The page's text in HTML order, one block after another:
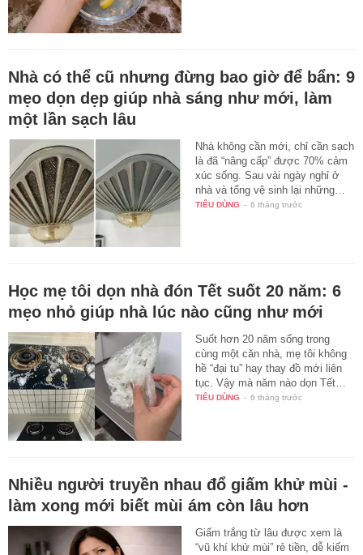
Nhà có thể cũ nhưng đừng bao giờ để bẩn: 9
mẹo dọn dẹp giúp nhà sáng như mới, làm
một lần sạch lâu
Nhà không cần mới, chỉ cần sạch
là đã “nâng cấp” được 70% cảm
xúc sống. Sau vài ngày nghỉ ở
nhà và tổng vệ sinh lại những…
TIÊU DÙNG - 6 tháng trước
Học mẹ tôi dọn nhà đón Tết suốt 20 năm: 6
mẹo nhỏ giúp nhà lúc nào cũng như mới
Suốt hơn 20 năm sống trong
cùng một căn nhà, mẹ tôi không
hề “đại tu” hay thay đồ mới liên
tục. Vậy mà năm nào dọn Tết…
TIÊU DÙNG - 6 tháng trước
Nhiều người truyền nhau đổ giấm khử mùi -
làm xong mới biết mùi ám còn lâu hơn
Giấm trắng từ lâu được xem là
“vũ khí khử mùi” rẻ tiền, dễ kiếm